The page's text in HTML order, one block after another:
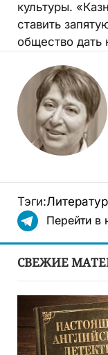
культуры.
ставить
общество дать
Тэги:
Перейти в
СВЕЖИЕ